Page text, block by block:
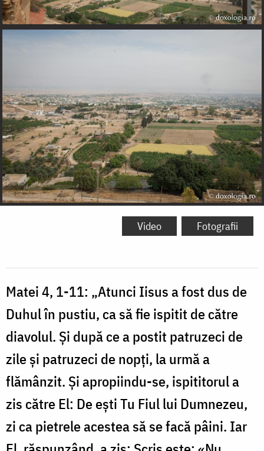
Video Fotografii
Matei 4, 1-11: „Atunci Iisus a fost dus de
Duhul în pustiu, ca să fie ispitit de către
diavolul. Şi după ce a postit patruzeci de
zile şi patruzeci de nopţi, la urmă a
flămânzit. Şi apropiindu-se, ispititorul a
zis către El: De eşti Tu Fiul lui Dumnezeu,
zi ca pietrele acestea să se facă pâini. Iar